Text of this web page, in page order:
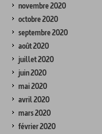
novembre 2020
octobre 2020
septembre 2020
août 2020
juillet 2020
juin 2020
mai 2020
avril 2020
mars 2020
février 2020